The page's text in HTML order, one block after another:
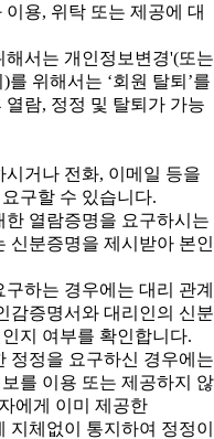
용, 위탁 또는 제공에 대
서는 개인정보변경'(또는
위해서는 ‘회원 탈퇴’를
람, 정정 및 탈퇴가 가능
거나 전화, 이메일 등을
구할 수 있습니다.
열람증명을 요구하시는
신분증명을 제시받아 본인
하는 경우에는 대리 관계
감증명서와 대리인의 신분
지 여부를 확인합니다.
정정을 요구하신 경우에는
를 이용 또는 제공하지 않
에게 이미 제공한
체없이 통지하여 정정이